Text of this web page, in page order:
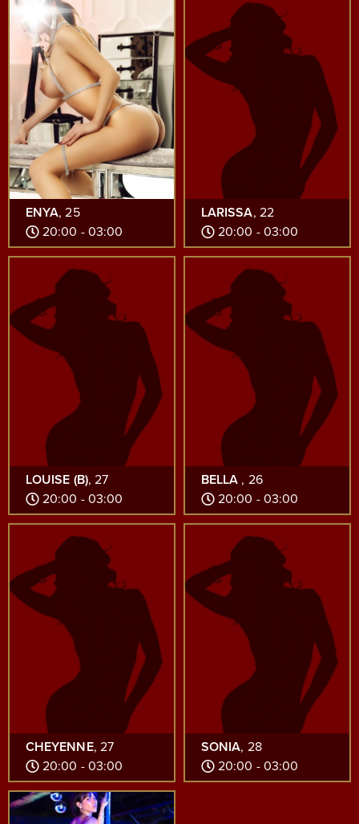
ENYA, 25
20:00 - 03:00
LARISSA, 22
20:00 - 03:00
LOUISE (B), 27
20:00 - 03:00
BELLA , 26
20:00 - 03:00
CHEYENNE, 27
20:00 - 03:00
SONIA, 28
20:00 - 03:00